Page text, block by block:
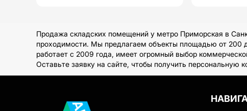
Продажа складских помещений у метро Приморская в
проходимости. Мы предлагаем объекты площадью от 200
работает с 2009 года, имеет огромный выбор
Оставьте заявку на сайте, чтобы получить персональную